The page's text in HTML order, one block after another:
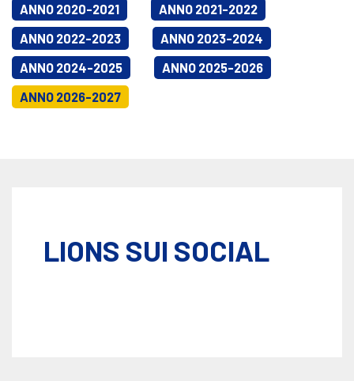
ANNO 2020-2021
ANNO 2021-2022
ANNO 2022-2023
ANNO 2023-2024
ANNO 2024-2025
ANNO 2025-2026
ANNO 2026-2027
LIONS SUI SOCIAL